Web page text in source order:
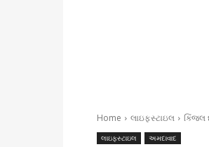
Home લાઇફસ્ટાઇલ કિંજલ
લાઇફસ્ટાઇલ અમદાવાદ